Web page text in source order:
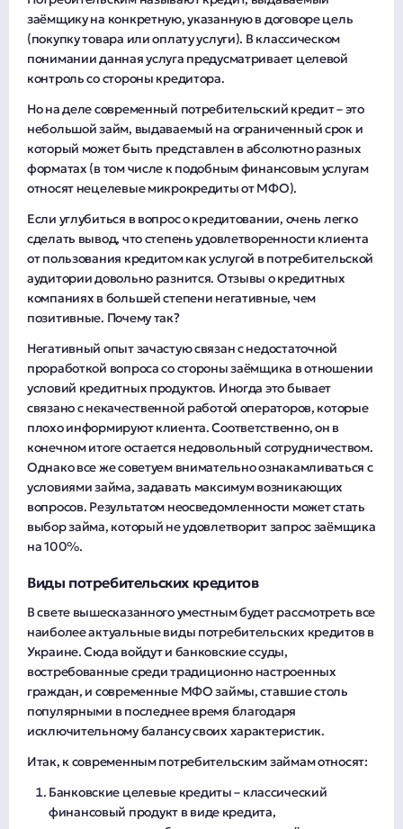
заёмщику на конкретную, указанную в договоре цель
(покупку товара или оплату услуги). В классическом
понимании данная услуга предусматривает целевой
контроль со стороны кредитора.
Но на деле современный потребительский кредит – это
небольшой займ, выдаваемый на ограниченный срок и
который может быть представлен в абсолютно разных
форматах (в том числе к подобным финансовым услугам
относят нецелевые микрокредиты от МФО).
Если углубиться в вопрос о кредитовании, очень легко
сделать вывод, что степень удовлетворенности клиента
от пользования кредитом как услугой в потребительской
аудитории довольно разнится. Отзывы о кредитных
компаниях в большей степени негативные, чем
позитивные. Почему так?
Негативный опыт зачастую связан с недостаточной
проработкой вопроса со стороны заёмщика в отношении
условий кредитных продуктов. Иногда это бывает
связано с некачественной работой операторов, которые
плохо информируют клиента. Соответственно, он в
конечном итоге остается недовольный сотрудничеством.
Однако все же советуем внимательно ознакамливаться с
условиями займа, задавать максимум возникающих
вопросов. Результатом неосведомленности может стать
выбор займа, который не удовлетворит запрос заёмщика
на 100%.
Виды потребительских кредитов
В свете вышесказанного уместным будет рассмотреть все
наиболее актуальные виды потребительских кредитов в
Украине. Сюда войдут и банковские ссуды,
востребованные среди традиционно настроенных
граждан, и современные МФО займы, ставшие столь
популярными в последнее время благодаря
исключительному балансу своих характеристик.
Итак, к современным потребительским займам относят:
Банковские целевые кредиты – классический
финансовый продукт в виде кредита,